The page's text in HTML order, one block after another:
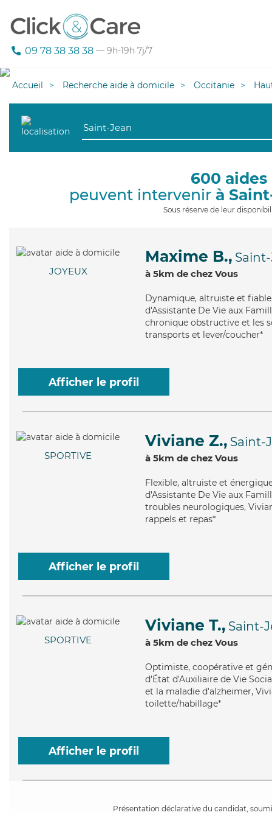
09 78 38 38 38 — 9h-19h 7j/7
Accueil Recherche aide à domicile Occitanie
600
peuvent intervenir à
Sous réserve de leur
JOYEUX
Maxime B.,
à 5km de chez Vous
Dynamique, altruiste et
d'Assistante De Vie aux
chronique obstructive et les
transports et lever/coucher*
Afficher le profil
SPORTIVE
Viviane Z., Saint-
à 5km de chez Vous
Flexible, altruiste et
d'Assistante De Vie aux
troubles neurologiques,
rappels et repas*
Afficher le profil
SPORTIVE
Viviane T., Saint-
à 5km de chez Vous
Optimiste, coopérative et
d'État d'Auxiliaire de Vie
et la maladie d'alzheimer,
toilette/habillage*
Afficher le profil
Présentation déclarative du candidat,